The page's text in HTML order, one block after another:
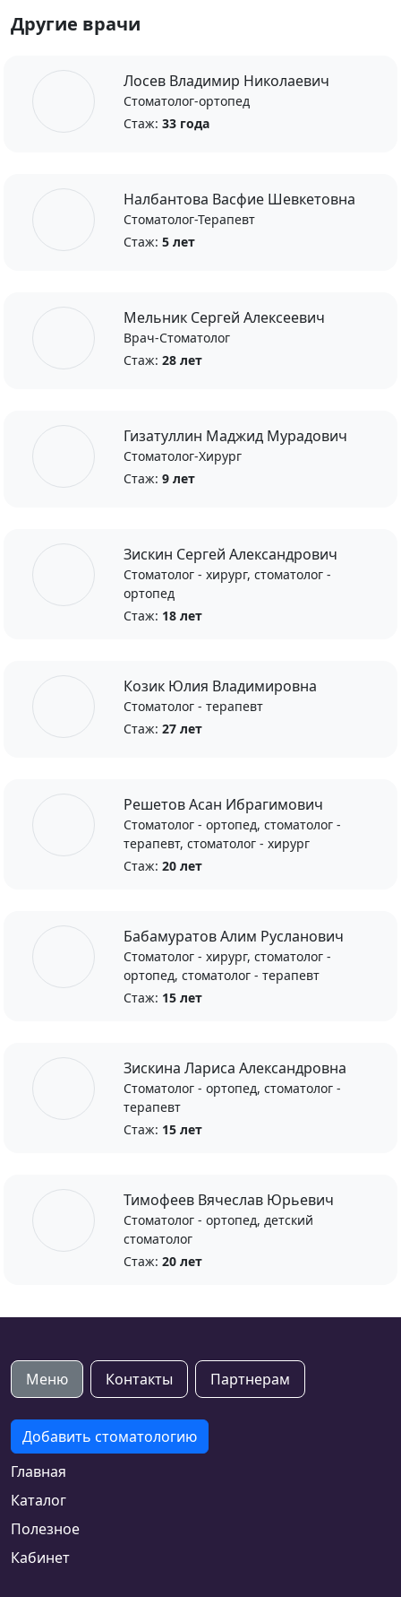
Другие врачи
Лосев Владимир Николаевич
Стоматолог-ортопед
Стаж: 33 года
Налбантова Васфие Шевкетовна
Стоматолог-Терапевт
Стаж: 5 лет
Мельник Сергей Алексеевич
Врач-Стоматолог
Стаж: 28 лет
Гизатуллин Маджид Мурадович
Стоматолог-Хирург
Стаж: 9 лет
Зискин Сергей Александрович
Стоматолог - хирург, стоматолог -
ортопед
Стаж: 18 лет
Козик Юлия Владимировна
Стоматолог - терапевт
Стаж: 27 лет
Решетов Асан Ибрагимович
Стоматолог - ортопед, стоматолог -
терапевт, cтоматолог - хирург
Стаж: 20 лет
Бабамуратов Алим Русланович
Стоматолог - хирург, стоматолог -
ортопед, стоматолог - терапевт
Стаж: 15 лет
Зискина Лариса Александровна
Стоматолог - ортопед, стоматолог -
терапевт
Стаж: 15 лет
Тимофеев Вячеслав Юрьевич
Стоматолог - ортопед, детский
стоматолог
Стаж: 20 лет
Меню Контакты Партнерам
Добавить стоматологию
Главная
Каталог
Полезное
Кабинет